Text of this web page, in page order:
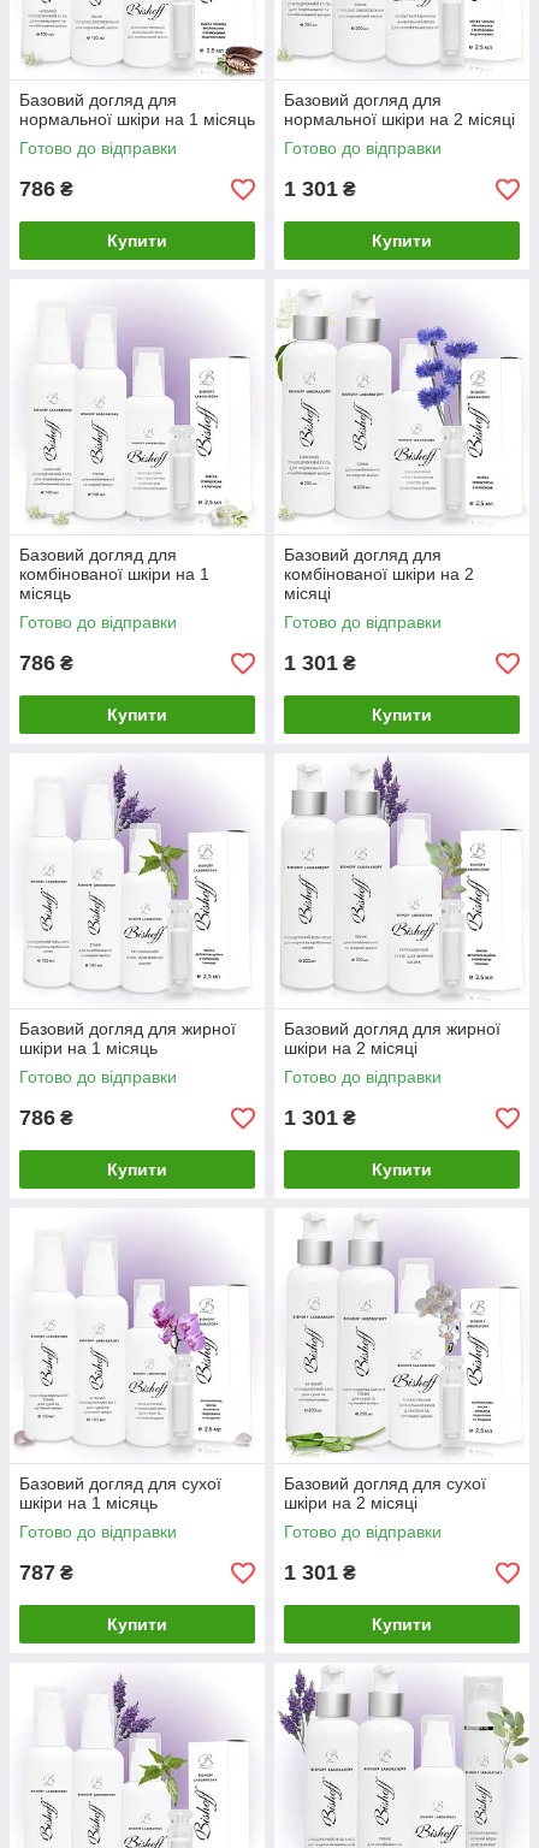
Базовий догляд для
нормальної шкіри на 1 місяць
Готово до відправки
786 ₴
Купити
Базовий догляд для
нормальної шкіри на 2 місяці
Готово до відправки
1 301 ₴
Купити
Базовий догляд для
комбінованої шкіри на 1
місяць
Готово до відправки
786 ₴
Купити
Базовий догляд для
комбінованої шкіри на 2
місяці
Готово до відправки
1 301 ₴
Купити
Базовий догляд для жирної
шкіри на 1 місяць
Готово до відправки
786 ₴
Купити
Базовий догляд для жирної
шкіри на 2 місяці
Готово до відправки
1 301 ₴
Купити
Базовий догляд для сухої
шкіри на 1 місяць
Готово до відправки
787 ₴
Купити
Базовий догляд для сухої
шкіри на 2 місяці
Готово до відправки
1 301 ₴
Купити